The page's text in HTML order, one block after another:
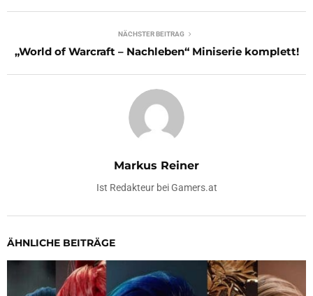
NÄCHSTER BEITRAG
„World of Warcraft – Nachleben“ Miniserie komplett!
Markus Reiner
Ist Redakteur bei Gamers.at
ÄHNLICHE BEITRÄGE